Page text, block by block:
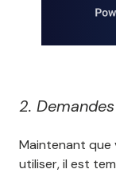
2.
Maintenant que
utiliser, il est